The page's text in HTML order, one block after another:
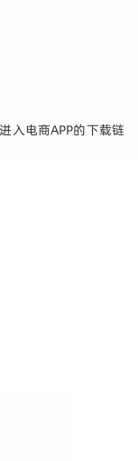
入电商APP的下载链